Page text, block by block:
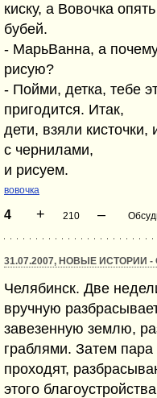
киску, а Вовочка
бубей.
- МарьВанна, а
рисую?
- Пойми, детка, тебе
пригодится. Итак,
дети, взяли
с чернилами,
и рисуем.
вовочка
4 + 210 –
31.07.2007, НОВЫЕ ИСТОРИИ
Челябинск. Две
вручную
завезенную землю,
граблями. Затем пара
проходят,
этого